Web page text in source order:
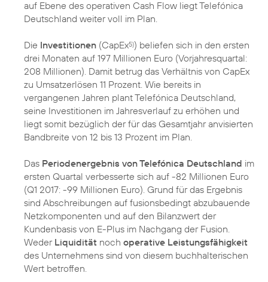
auf Ebene des operativen Cash Flow liegt Telefónica
Deutschland weiter voll im Plan.
Die Investitionen (CapEx5)) beliefen sich in den ersten
drei Monaten auf 197 Millionen Euro (Vorjahresquartal:
208 Millionen). Damit betrug das Verhältnis von CapEx
zu Umsatzerlösen 11 Prozent. Wie bereits in
vergangenen Jahren plant Telefónica Deutschland,
seine Investitionen im Jahresverlauf zu erhöhen und
liegt somit bezüglich der für das Gesamtjahr anvisierten
Bandbreite von 12 bis 13 Prozent im Plan.
Das Periodenergebnis von Telefónica Deutschland im
ersten Quartal verbesserte sich auf -82 Millionen Euro
(Q1 2017: -99 Millionen Euro). Grund für das Ergebnis
sind Abschreibungen auf fusionsbedingt abzubauende
Netzkomponenten und auf den Bilanzwert der
Kundenbasis von E-Plus im Nachgang der Fusion.
Weder Liquidität noch operative Leistungsfähigkeit
des Unternehmens sind von diesem buchhalterischen
Wert betroffen.